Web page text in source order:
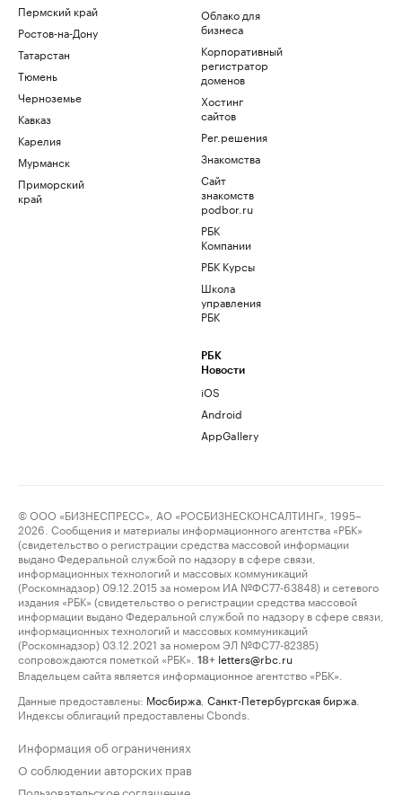
Пермский край
Ростов-на-Дону
Татарстан
Тюмень
Черноземье
Кавказ
Карелия
Мурманск
Приморский
край
Облако для
бизнеса
Корпоративный
регистратор
доменов
Хостинг
сайтов
Рег.решения
Знакомства
Сайт
знакомств
podbor.ru
РБК
Компании
РБК Курсы
Школа
управления
РБК
РБК
Новости
iOS
Android
AppGallery
© ООО «БИЗНЕСПРЕСС», АО «РОСБИЗНЕСКОНСАЛТИНГ», 1995–
2026. Сообщения и материалы информационного агентства «РБК»
(свидетельство о регистрации средства массовой информации
выдано Федеральной службой по надзору в сфере связи,
информационных технологий и массовых коммуникаций
(Роскомнадзор) 09.12.2015 за номером ИА №ФС77-63848) и сетевого
издания «РБК» (свидетельство о регистрации средства массовой
информации выдано Федеральной службой по надзору в сфере связи,
информационных технологий и массовых коммуникаций
(Роскомнадзор) 03.12.2021 за номером ЭЛ №ФС77-82385)
сопровождаются пометкой «РБК».
18+ letters@rbc.ru
Владельцем сайта является информационное агентство «РБК».
Данные предоставлены: Мосбиржа Санкт-Петербургская биржа
Индексы облигаций предоставлены Cbonds.
Информация об ограничениях
О соблюдении авторских прав